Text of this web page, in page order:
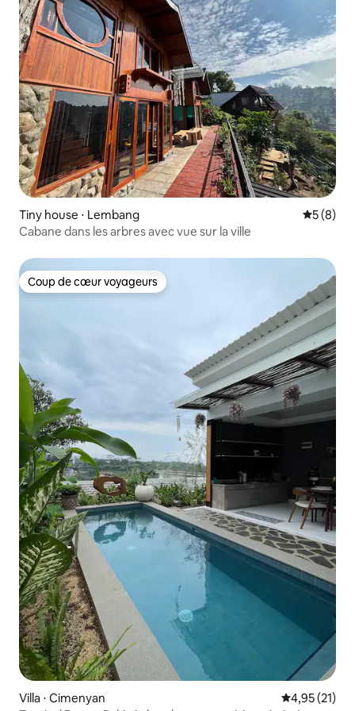
Tiny house ⋅ Lembang
5 (8)
Cabane dans les arbres avec vue sur la ville
Coup de cœur voyageurs
Coup de cœur voyageurs
Villa ⋅ Cimenyan Évaluation
4,95 (21)